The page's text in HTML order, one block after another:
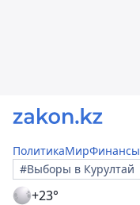
ПолитикаМирФинансы
#Выборы в Курултай
+23°